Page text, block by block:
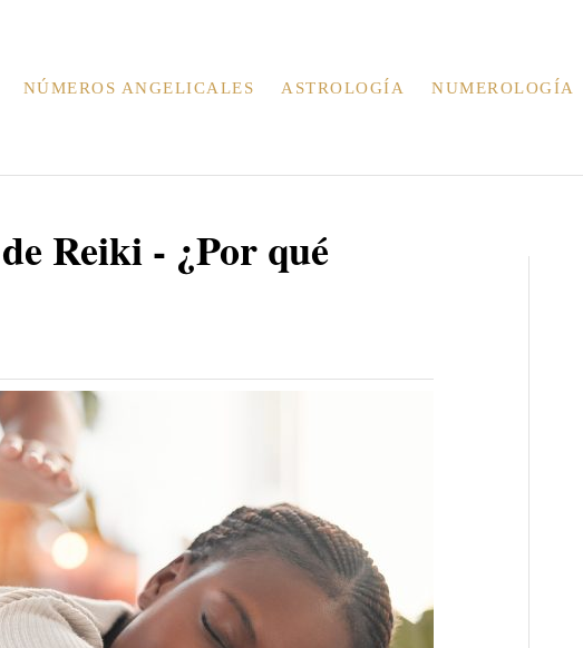
NÚMEROS ANGELICALES ASTROLOGÍA NUMEROLOGÍA
Reiki - ¿Por qué